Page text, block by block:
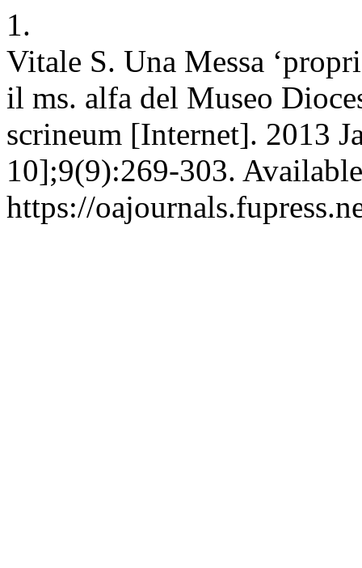
1.
Vitale S. Una Messa
il ms. alfa del Museo
scrineum [Internet]. 2013
10];9(9):269-303.
https://